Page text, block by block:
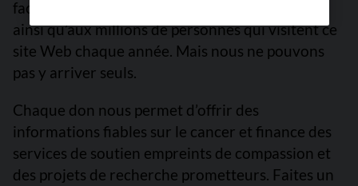
facile à des informations fiables sur le cancer,
ainsi qu’aux millions de personnes qui visitent ce
site Web chaque année. Mais nous ne pouvons
pas y arriver seuls.
Chaque don nous permet d’offrir des
informations fiables sur le cancer et finance des
services de soutien empreints de compassion et
des projets de recherche prometteurs. Faites un